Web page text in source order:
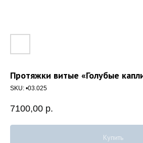
Протяжки витые «Голубые
SKU: •03.025
7100,00 р.
Купить